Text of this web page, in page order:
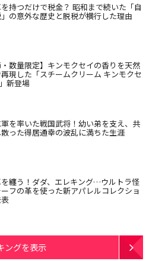
持つだけで税金？ 昭和まで続いた「自
の意外な歴史と脱税が横行した理由
・数量限定】キンモクセイの香りを天然
現した「スチームクリーム キンモクセ
新登場
を率いた戦国武将！幼い弟を支え、共
った得居通幸の波乱に満ちた生涯
纏う！ダダ、エレキング…ウルトラ怪
フの革を使った新アパレルコレクショ
ングを表示